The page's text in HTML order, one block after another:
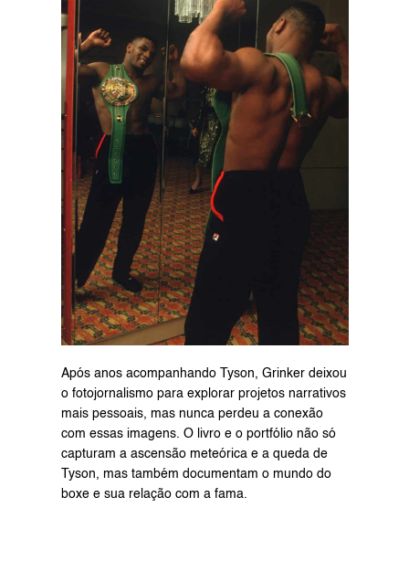
Após anos acompanhando Tyson, Grinker deixou
o fotojornalismo para explorar projetos narrativos
mais pessoais, mas nunca perdeu a conexão
com essas imagens. O livro e o portfólio não só
capturam a ascensão meteórica e a queda de
Tyson, mas também documentam o mundo do
boxe e sua relação com a fama.